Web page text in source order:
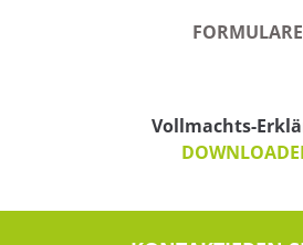
FORMULARE
Vollmachts-